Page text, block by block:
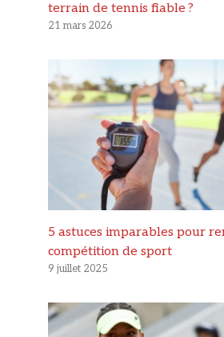
terrain de tennis fiable ?
21 mars 2026
5 astuces imparables pour
compétition de sport
9 juillet 2025